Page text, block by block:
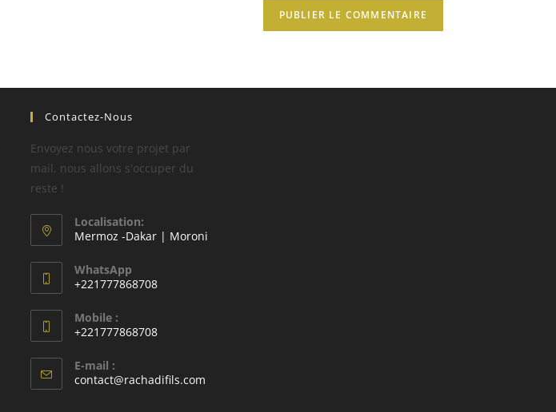
Contactez-Nous
Envoyez nous votre projet par
mail, nous allons s'occuper du
reste !
Localisation:
Mermoz -Dakar | Moroni
WhatsApp
+221777868708
Mobile :
+221777868708
E-mail :
contact@rachadifils.com